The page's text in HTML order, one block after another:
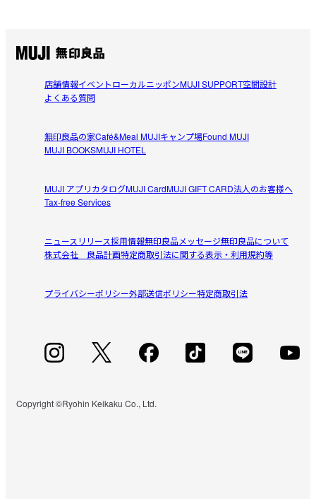
店舗情報イベントローカルニッポンMUJI SUPPORT空間設計
よくある質問
無印良品の家Café&Meal MUJIキャンプ場Found MUJI
MUJI BOOKSMUJI HOTEL
MUJI アプリカタログMUJI CardMUJI GIFT CARD法人のお客様へ
Tax-free Services
ニュースリリース採用情報無印良品メッセージ無印良品について
株式会社 良品計画特定商取引法に関する表示・利用規約等
プライバシーポリシー外部送信ポリシー特定商取引法
Copyright ©Ryohin Keikaku Co., Ltd.